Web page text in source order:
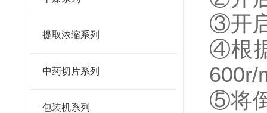
提取浓缩系列
中药切片系列
包装机系列
③开
④根
600r/
⑤将